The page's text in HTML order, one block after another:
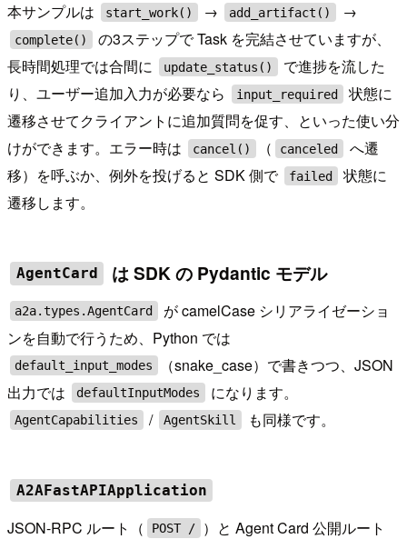
本サンプルは start_work() → add_artifact() →
complete()
の3ステップで Task を完結させていますが、
長時間処理では合間に
update_status()
で進捗を流した
り、ユーザー追加入力が必要なら
input_required
状態に
遷移させてクライアントに追加質問を促す、といった使い分
けができます。エラー時は
cancel() （ canceled
へ遷
移）を呼ぶか、例外を投げると SDK 側で
failed
状態に
遷移します。
AgentCard は SDK の Pydantic モデル
a2a.types.AgentCard
が camelCase シリアライゼーショ
ンを自動で行うため、Python では
default_input_modes
（snake_case）で書きつつ、JSON
出力では
defaultInputModes になります。
AgentCapabilities / AgentSkill も同様です。
A2AFastAPIApplication
JSON-RPC ルート（ POST /
）と Agent Card 公開ルート